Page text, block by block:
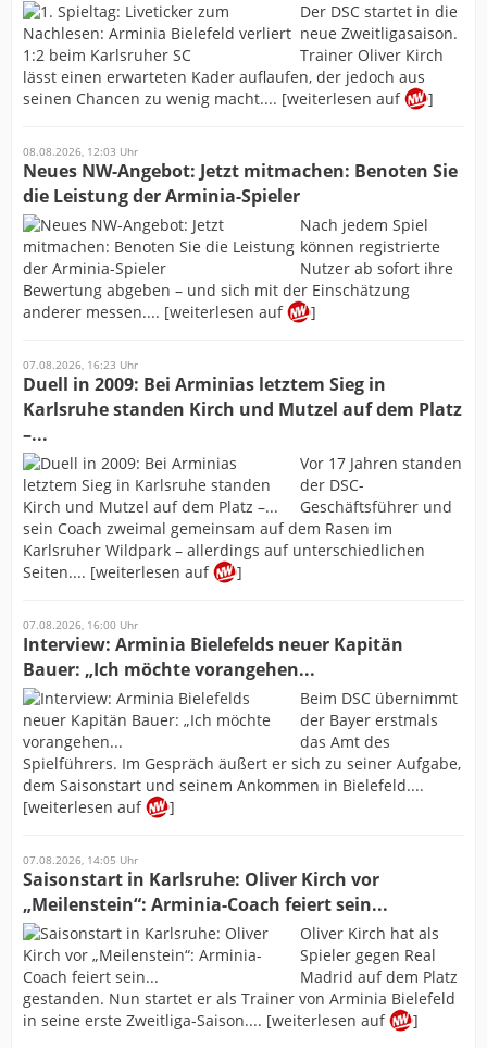
Der DSC startet in die
neue Zweitligasaison.
Trainer Oliver Kirch
lässt einen erwarteten Kader auflaufen, der jedoch aus
seinen Chancen zu wenig macht.... [weiterlesen auf
]
08.08.2026, 12:03 Uhr
Neues NW-Angebot: Jetzt mitmachen: Benoten Sie
die Leistung der Arminia-Spieler
Nach jedem Spiel
können registrierte
Nutzer ab sofort ihre
Bewertung abgeben – und sich mit der Einschätzung
anderer messen.... [weiterlesen auf
]
07.08.2026, 16:23 Uhr
Duell in 2009: Bei Arminias letztem Sieg in
Karlsruhe standen Kirch und Mutzel auf dem Platz
–...
Vor 17 Jahren standen
der DSC-
Geschäftsführer und
sein Coach zweimal gemeinsam auf dem Rasen im
Karlsruher Wildpark – allerdings auf unterschiedlichen
Seiten.... [weiterlesen auf
]
07.08.2026, 16:00 Uhr
Interview: Arminia Bielefelds neuer Kapitän
Bauer: „Ich möchte vorangehen...
Beim DSC übernimmt
der Bayer erstmals
das Amt des
Spielführers. Im Gespräch äußert er sich zu seiner Aufgabe,
dem Saisonstart und seinem Ankommen in Bielefeld....
[weiterlesen auf
]
07.08.2026, 14:05 Uhr
Saisonstart in Karlsruhe: Oliver Kirch vor
„Meilenstein“: Arminia-Coach feiert sein...
Oliver Kirch hat als
Spieler gegen Real
Madrid auf dem Platz
gestanden. Nun startet er als Trainer von Arminia Bielefeld
in seine erste Zweitliga-Saison.... [weiterlesen auf
]